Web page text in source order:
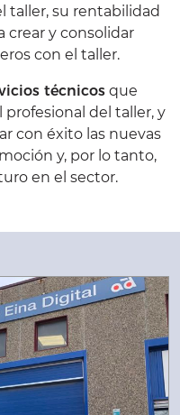
taller, su rentabilidad
crear y consolidar
con el taller.
técnicos que
profesional del taller, y
con éxito las nuevas
y, por lo tanto,
en el sector.